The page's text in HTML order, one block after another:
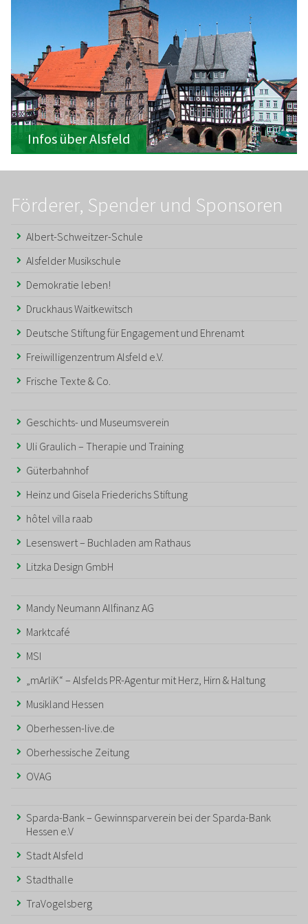
Infos über Alsfeld
Förderer, Spender und Sponsoren
Albert-Schweitzer-Schule
Alsfelder Musikschule
Demokratie leben!
Druckhaus Waitkewitsch
Deutsche Stiftung für Engagement und Ehrenamt
Freiwilligenzentrum Alsfeld e.V.
Frische Texte & Co.
Geschichts- und Museumsverein
Uli Graulich – Therapie und Training
Güterbahnhof
Heinz und Gisela Friederichs Stiftung
hôtel villa raab
Lesenswert – Buchladen am Rathaus
Litzka Design GmbH
Mandy Neumann Allfinanz AG
Marktcafé
MSI
„mArliK“ – Alsfelds PR-Agentur mit Herz, Hirn & Haltung
Musikland Hessen
Oberhessen-live.de
Oberhessische Zeitung
OVAG
Sparda-Bank – Gewinnsparverein bei der Sparda-Bank
Hessen e.V
Stadt Alsfeld
Stadthalle
TraVogelsberg